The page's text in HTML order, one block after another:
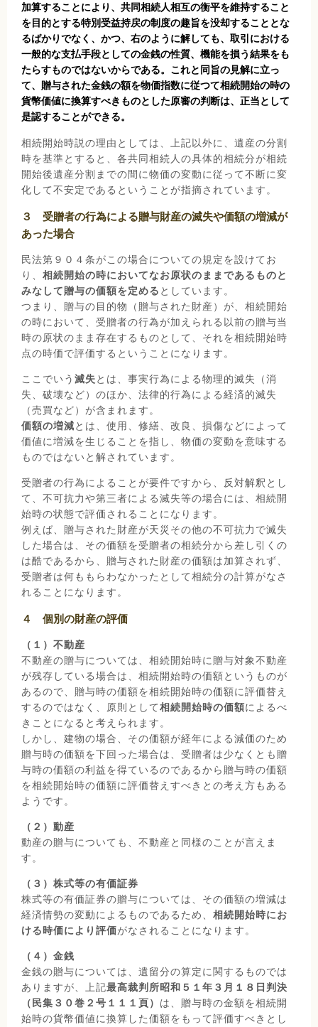
加算することにより、共同相続人相互の衡平を維持すること
を目的とする特別受益持戻の制度の趣旨を没却することとな
るばかりでなく、かつ、右のように解しても、取引における
一般的な支払手段としての金銭の性質、機能を損う結果をも
たらすものではないからである。これと同旨の見解に立っ
て、贈与された金銭の額を物価指数に従つて相続開始の時の
貨幣価値に換算すべきものとした原審の判断は、正当として
是認することができる。
相続開始時説の理由としては、上記以外に、遺産の分割
時を基準とすると、各共同相続人の具体的相続分が相続
開始後遺産分割までの間に物価の変動に従って不断に変
化して不安定であるということが指摘されています。
３ 受贈者の行為による贈与財産の滅失や価額の増減が
あった場合
民法第９０４条がこの場合についての規定を設けてお
り、相続開始の時においてなお原状のままであるものと
みなして贈与の価額を定める としています。
つまり、贈与の目的物（贈与された財産）が、相続開始
の時において、受贈者の行為が加えられる以前の贈与当
時の原状のまま存在するものとして、それを相続開始時
点の時価で評価するということになります。
ここでいう滅失とは、事実行為による物理的滅失（消
失、破壊など）のほか、法律的行為による経済的滅失
（売買など）が含まれます。
価額の増減とは、使用、修繕、改良、損傷などによって
価値に増減を生じることを指し、物価の変動を意味する
ものではないと解されています。
受贈者の行為によることが要件ですから、反対解釈とし
て、不可抗力や第三者による滅失等の場合には、相続開
始時の状態で評価されることになります。
例えば、贈与された財産が天災その他の不可抗力で滅失
した場合は、その価額を受贈者の相続分から差し引くの
は酷であるから、贈与された財産の価額は加算されず、
受贈者は何ももらわなかったとして相続分の計算がなさ
れることになります。
４ 個別の財産の評価
（１）不動産
不動産の贈与については、相続開始時に贈与対象不動産
が残存している場合は、相続開始時の価額というものが
あるので、贈与時の価額を相続開始時の価額に評価替え
するのではなく、原則として相続開始時の価額によるべ
きことになると考えられます。
しかし、建物の場合、その価額が経年による減価のため
贈与時の価額を下回った場合は、受贈者は少なくとも贈
与時の価額の利益を得ているのであるから贈与時の価額
を相続開始時の価額に評価替えすべきとの考え方もある
ようです。
（２）動産
動産の贈与についても、不動産と同様のことが言えま
す。
（３）株式等の有価証券
株式等の有価証券の贈与については、その価額の増減は
経済情勢の変動によるものであるため、 相続開始時にお
ける時価により評価がなされることになります。
（４）金銭
金銭の贈与については、遺留分の算定に関するものでは
ありますが、上記最高裁判所昭和５１年３月１８日判決
（民集３０巻２号１１１頁） は、贈与時の金額を相続開
始時の貨幣価値に換算した価額をもって評価すべきとし